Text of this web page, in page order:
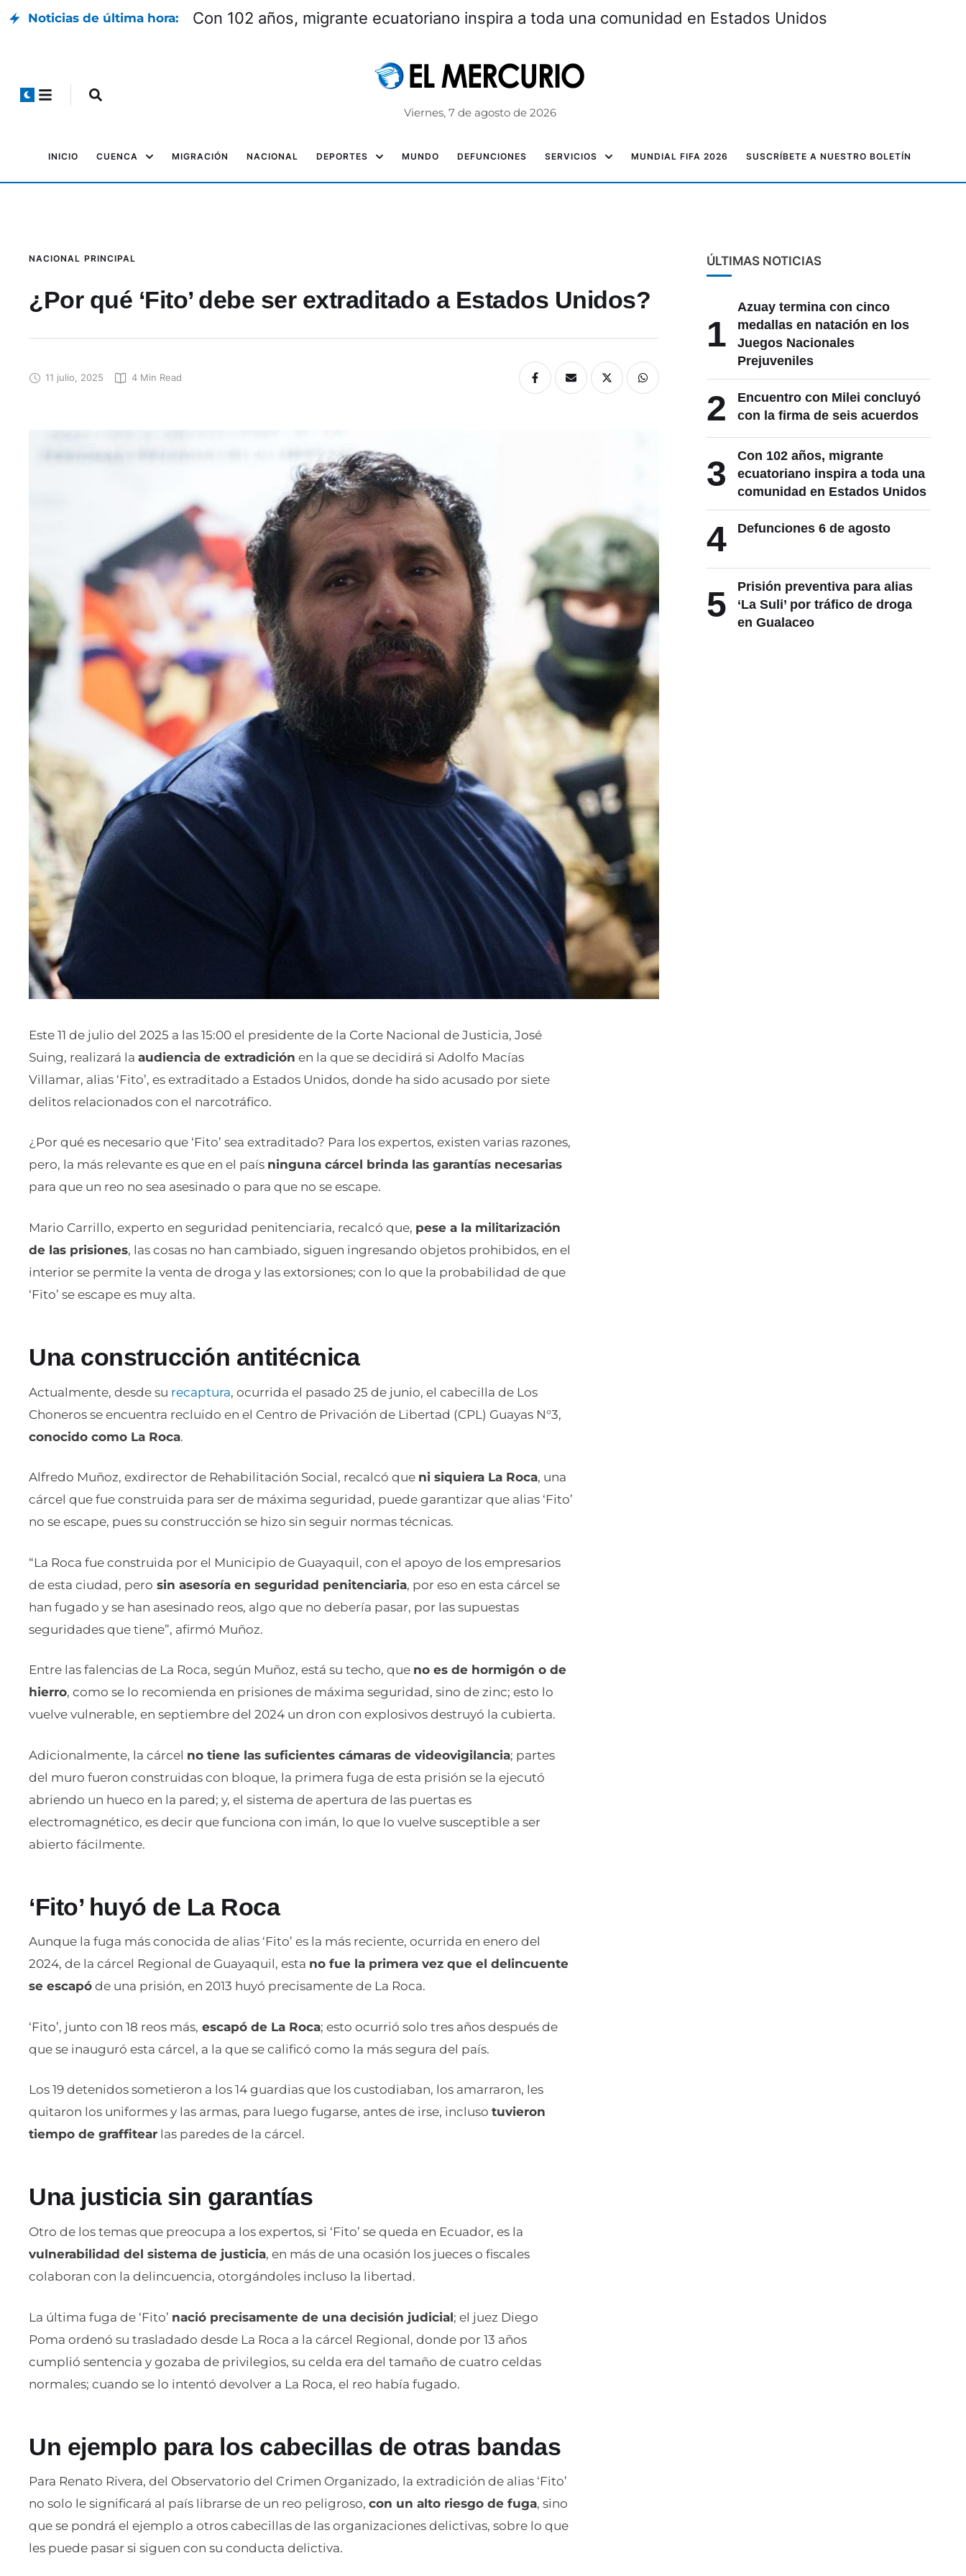
Noticias de última hora: Con 102 años, migrante ecuatoriano inspira a toda una comunidad en Estados Unidos
Viernes, 7 de agosto de 2026
INICIO CUENCA MIGRACIÓN NACIONAL DEPORTES MUNDO DEFUNCIONES SERVICIOS MUNDIAL FIFA 2026 SUSCRÍBETE A NUESTRO BOLETÍN
NACIONAL PRINCIPAL
¿Por qué ‘Fito’ debe ser extraditado a Estados Unidos?
11 julio, 2025 4 Min Read
Este 11 de julio del 2025 a las 15:00 el presidente de la Corte Nacional de Justicia, José
Suing, realizará la audiencia de extradición en la que se decidirá si Adolfo Macías
Villamar, alias ‘Fito’, es extraditado a Estados Unidos, donde ha sido acusado por siete
delitos relacionados con el narcotráfico.
¿Por qué es necesario que ‘Fito’ sea extraditado? Para los expertos, existen varias razones,
pero, la más relevante es que en el país ninguna cárcel brinda las garantías necesarias
para que un reo no sea asesinado o para que no se escape.
Mario Carrillo, experto en seguridad penitenciaria, recalcó que, pese a la militarización
de las prisiones, las cosas no han cambiado, siguen ingresando objetos prohibidos, en el
interior se permite la venta de droga y las extorsiones; con lo que la probabilidad de que
‘Fito’ se escape es muy alta.
Una construcción antitécnica
Actualmente, desde su recaptura, ocurrida el pasado 25 de junio, el cabecilla de Los
Choneros se encuentra recluido en el Centro de Privación de Libertad (CPL) Guayas N°3,
conocido como La Roca.
Alfredo Muñoz, exdirector de Rehabilitación Social, recalcó que ni siquiera La Roca, una
cárcel que fue construida para ser de máxima seguridad, puede garantizar que alias ‘Fito’
no se escape, pues su construcción se hizo sin seguir normas técnicas.
“La Roca fue construida por el Municipio de Guayaquil, con el apoyo de los empresarios
de esta ciudad, pero sin asesoría en seguridad penitenciaria, por eso en esta cárcel se
han fugado y se han asesinado reos, algo que no debería pasar, por las supuestas
seguridades que tiene”, afirmó Muñoz.
Entre las falencias de La Roca, según Muñoz, está su techo, que no es de hormigón o de
hierro, como se lo recomienda en prisiones de máxima seguridad, sino de zinc; esto lo
vuelve vulnerable, en septiembre del 2024 un dron con explosivos destruyó la cubierta.
Adicionalmente, la cárcel no tiene las suficientes cámaras de videovigilancia; partes
del muro fueron construidas con bloque, la primera fuga de esta prisión se la ejecutó
abriendo un hueco en la pared; y, el sistema de apertura de las puertas es
electromagnético, es decir que funciona con imán, lo que lo vuelve susceptible a ser
abierto fácilmente.
‘Fito’ huyó de La Roca
Aunque la fuga más conocida de alias ‘Fito’ es la más reciente, ocurrida en enero del
2024, de la cárcel Regional de Guayaquil, esta no fue la primera vez que el delincuente
se escapó de una prisión, en 2013 huyó precisamente de La Roca.
‘Fito’, junto con 18 reos más, escapó de La Roca; esto ocurrió solo tres años después de
que se inauguró esta cárcel, a la que se calificó como la más segura del país.
Los 19 detenidos sometieron a los 14 guardias que los custodiaban, los amarraron, les
quitaron los uniformes y las armas, para luego fugarse, antes de irse, incluso tuvieron
tiempo de graffitear las paredes de la cárcel.
Una justicia sin garantías
Otro de los temas que preocupa a los expertos, si ‘Fito’ se queda en Ecuador, es la
vulnerabilidad del sistema de justicia, en más de una ocasión los jueces o fiscales
colaboran con la delincuencia, otorgándoles incluso la libertad.
La última fuga de ‘Fito’ nació precisamente de una decisión judicial; el juez Diego
Poma ordenó su trasladado desde La Roca a la cárcel Regional, donde por 13 años
cumplió sentencia y gozaba de privilegios, su celda era del tamaño de cuatro celdas
normales; cuando se lo intentó devolver a La Roca, el reo había fugado.
Un ejemplo para los cabecillas de otras bandas
Para Renato Rivera, del Observatorio del Crimen Organizado, la extradición de alias ‘Fito’
no solo le significará al país librarse de un reo peligroso, con un alto riesgo de fuga, sino
que se pondrá el ejemplo a otros cabecillas de las organizaciones delictivas, sobre lo que
les puede pasar si siguen con su conducta delictiva.
ÚLTIMAS NOTICIAS
1
Azuay termina con cinco
medallas en natación en los
Juegos Nacionales
Prejuveniles
2
Encuentro con Milei concluyó
con la firma de seis acuerdos
3
Con 102 años, migrante
ecuatoriano inspira a toda una
comunidad en Estados Unidos
4 Defunciones 6 de agosto
5
Prisión preventiva para alias
‘La Suli’ por tráfico de droga
en Gualaceo